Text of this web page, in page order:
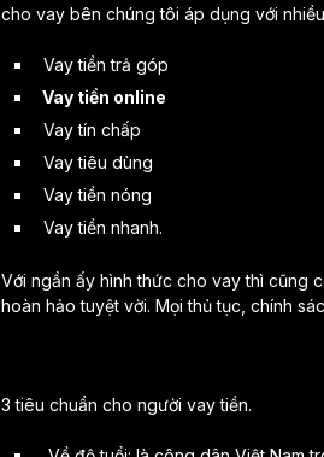
cho vay bên chúng tôi áp dụng với
Vay tiền trả góp
Vay tiền online
Vay tín chấp
Vay tiêu dùng
Vay tiền nóng
Vay tiền nhanh.
Với ngần ấy hình thức cho vay thì cũng
hoàn hảo tuyệt vời. Mọi thủ tục, chính
3 tiêu chuẩn cho người vay tiền.